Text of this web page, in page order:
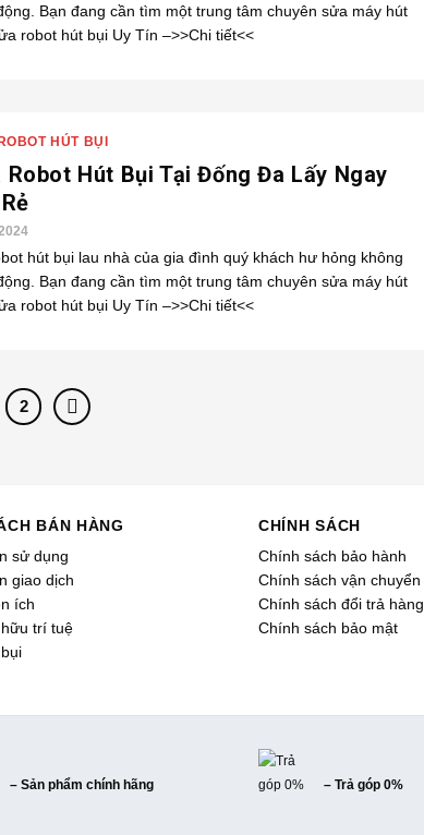
Bạn đang cần tìm một trung tâm chuyên sửa máy hút
robot hút bụi Uy Tín –>>Chi tiết<<
HÚT BỤI
Robot Hút Bụi Tại Đống Đa Lấy Ngay
hút bụi lau nhà của gia đình quý khách hư hỏng không
Bạn đang cần tìm một trung tâm chuyên sửa máy hút
robot hút bụi Uy Tín –>>Chi tiết<<
2
BÁN HÀNG
sử dụng
giao dịch
ích
trí tuệ
CHÍNH SÁCH
Chính sách bảo hành
Chính sách vận chuyển
Chính sách đổi trả hàng
Chính sách bảo mật
– Sản phẩm chính hãng – Trả góp 0%